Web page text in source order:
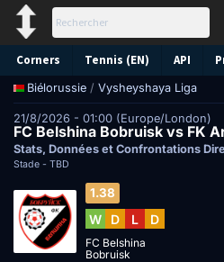
Corners Tennis (EN) API
Biélorussie / Vysheyshaya Liga
21/8/2026 - 01:00 (Europe/London)
Stats, Données et Confrontations
Stade - TBD
1.38
W D L D
FC Belshina
Bobruisk